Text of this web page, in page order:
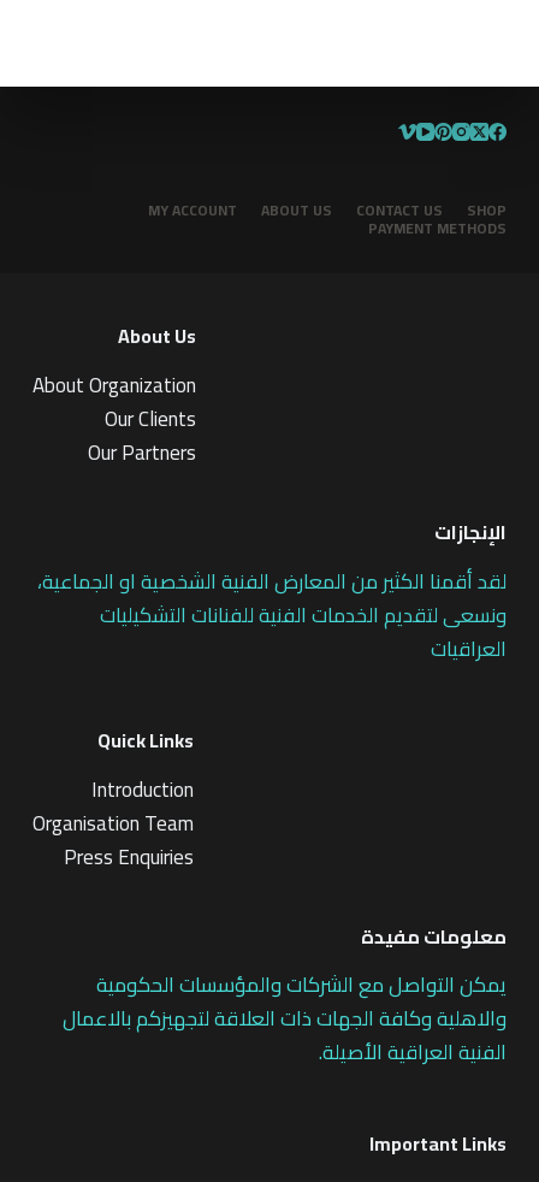
SHOP
CONTACT US
ABOUT US
MY ACCOUNT
PAYMENT METHODS
About Us
About Organization
Our Clients
Our Partners
الإنجازات
لقد أقمنا الكثير من المعارض الفنية الشخصية او الجماعية،
ونسعى لتقديم الخدمات الفنية للفنانات التشكيليات
العراقيات
Quick Links
Introduction
Organisation Team
Press Enquiries
معلومات مفيدة
يمكن التواصل مع الشركات والمؤسسات الحكومية
والاهلية وكافة الجهات ذات العلاقة لتجهيزكم بالاعمال
الفنية العراقية الأصيلة.
Important Links